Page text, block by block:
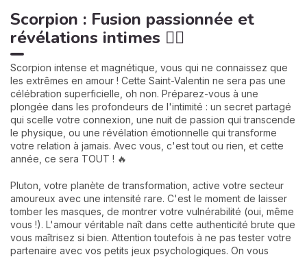
Scorpion : Fusion passionnée et
révélations intimes ❤️‍🔥
Scorpion intense et magnétique, vous qui ne connaissez que
les extrêmes en amour ! Cette Saint-Valentin ne sera pas une
célébration superficielle, oh non. Préparez-vous à une
plongée dans les profondeurs de l'intimité : un secret partagé
qui scelle votre connexion, une nuit de passion qui transcende
le physique, ou une révélation émotionnelle qui transforme
votre relation à jamais. Avec vous, c'est tout ou rien, et cette
année, ce sera TOUT ! 🔥
Pluton, votre planète de transformation, active votre secteur
amoureux avec une intensité rare. C'est le moment de laisser
tomber les masques, de montrer votre vulnérabilité (oui, même
vous !). L'amour véritable naît dans cette authenticité brute que
vous maîtrisez si bien. Attention toutefois à ne pas tester votre
partenaire avec vos petits jeux psychologiques. On vous